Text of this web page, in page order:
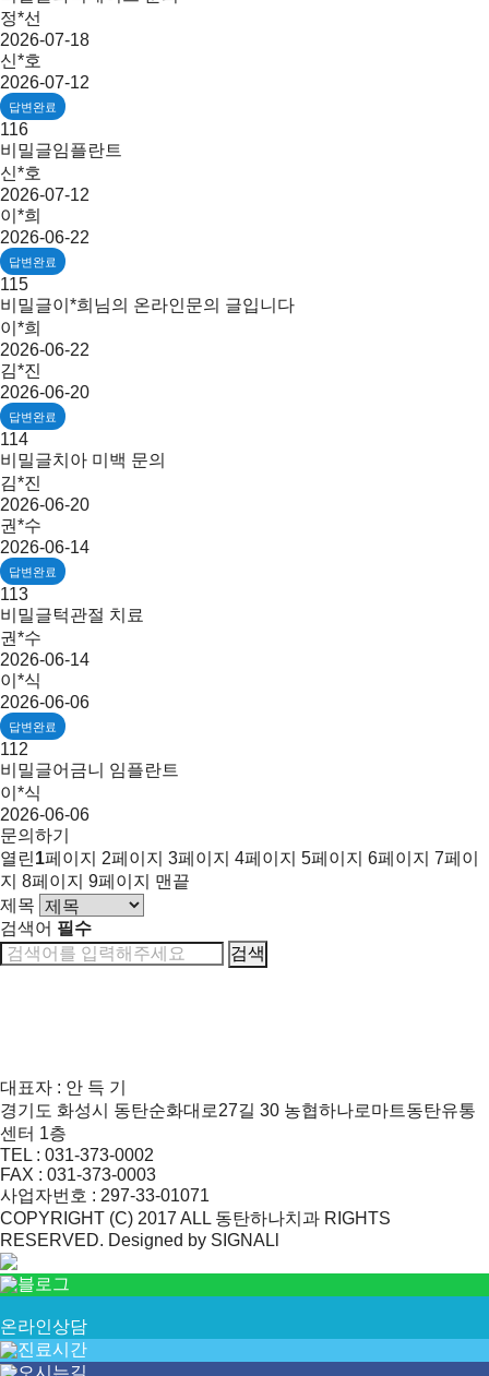
정*선
2026-07-18
신*호
2026-07-12
답변완료
116
비밀글임플란트
신*호
2026-07-12
이*희
2026-06-22
답변완료
115
비밀글이*희님의 온라인문의 글입니다
이*희
2026-06-22
김*진
2026-06-20
답변완료
114
비밀글치아 미백 문의
김*진
2026-06-20
권*수
2026-06-14
답변완료
113
비밀글턱관절 치료
권*수
2026-06-14
이*식
2026-06-06
답변완료
112
비밀글어금니 임플란트
이*식
2026-06-06
문의하기
열린1페이지 2페이지 3페이지 4페이지 5페이지 6페이지 7페이
지 8페이지 9페이지
맨끝
제목
검색어 필수
검색
대표자 : 안 득 기
경기도 화성시 동탄순화대로27길 30 농협하나로마트동탄유통
센터 1층
TEL : 031-373-0002
FAX : 031-373-0003
사업자번호 : 297-33-01071
COPYRIGHT (C) 2017 ALL 동탄하나치과 RIGHTS
RESERVED. Designed by SIGNALl
블로그
온라인상담
진료시간
오시는길